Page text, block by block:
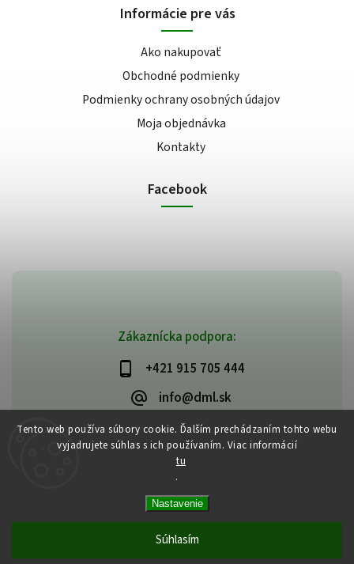
Tento web používa súbory cookie. Ďalším prechádzaním tohto webu
vyjadrujete súhlas s ich používaním. Viac informácií
tu
.
Nastavenie
Súhlasím
Zákaznícka podpora:
+421 915 705 444
info@dml.sk
Informácie pre vás
Ako nakupovať
Obchodné podmienky
Podmienky ochrany osobných údajov
Moja objednávka
Kontakty
Facebook
bifeedus | BIO | DIA | BEZLEPKOVÉ POTRAVINY
Shoptet| Design